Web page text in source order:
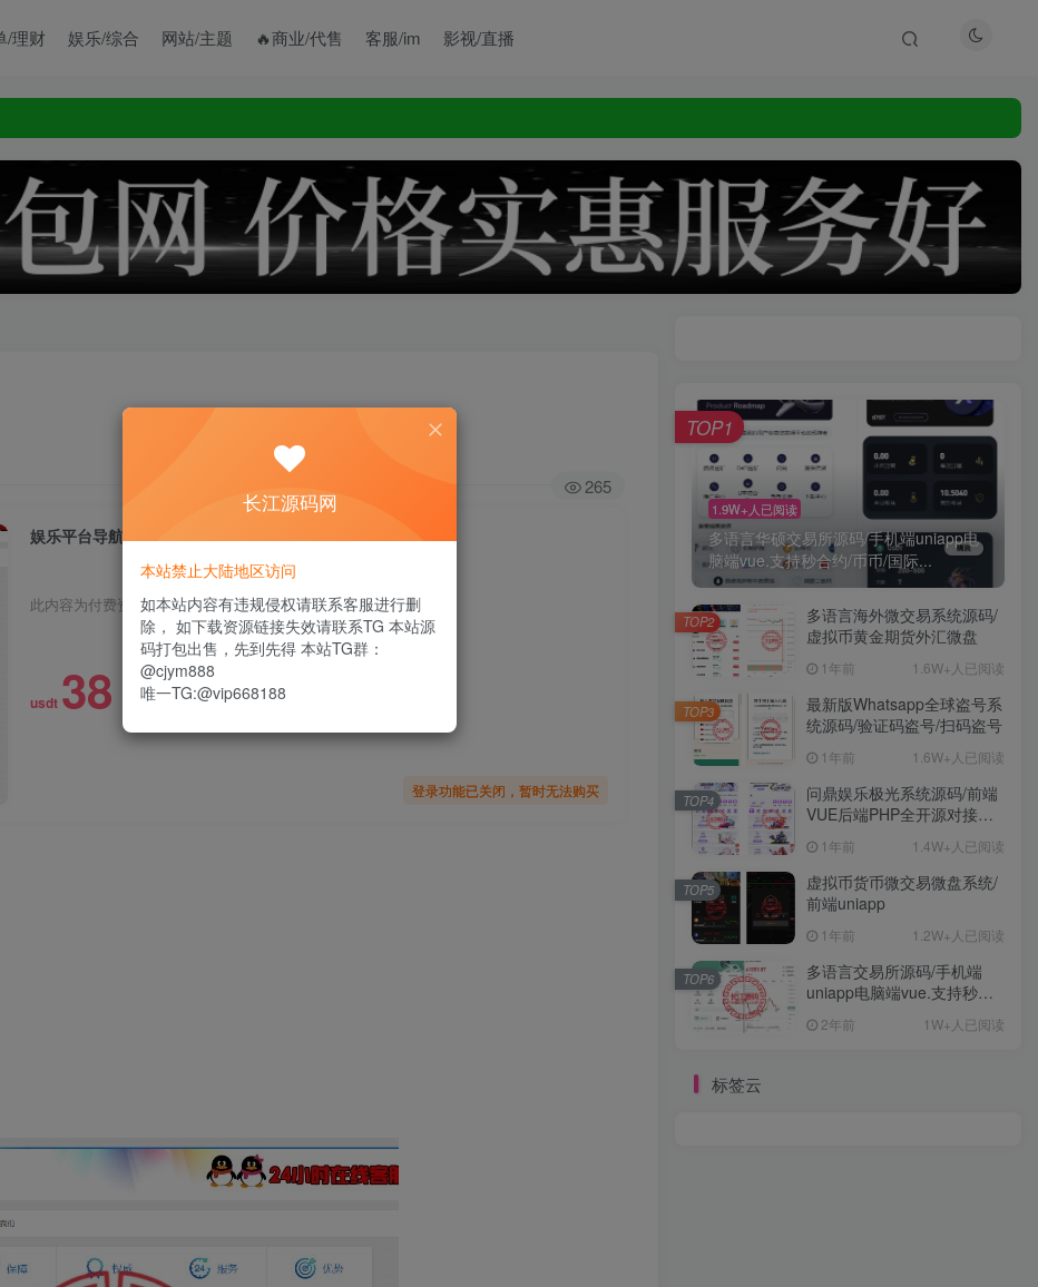
/理财 娱乐/综合 网站/主题 🔥商业/代售 客服/im 影视/直播
265
娱乐平台导航推广网站源码
此内容为付费资源，请付费后查看
usdt 38 限时特惠
登录功能已关闭，暂时无法购买
1.9W+人已阅读
多语言华硕交易所源码/手机端uniapp电
脑端vue.支持秒合约/币币/国际...
TOP1
多语言海外微交易系统源码/
虚拟币黄金期货外汇微盘
1年前 1.6W+人已阅读
TOP2
最新版Whatsapp全球盗号系
统源码/验证码盗号/扫码盗号
1年前 1.6W+人已阅读
TOP3
问鼎娱乐极光系统源码/前端
VUE后端PHP全开源对接美
BUG1年前 1.4W+人已阅读
TOP4
虚拟币货币微交易微盘系统/
前端uniapp
1年前 1.2W+人已阅读
TOP5
多语言交易所源码/手机端
uniapp电脑端vue.支持秒合
2年前 1W+人已阅读
TOP6
标签云
长江源码网
本站禁止大陆地区访问
如本站内容有违规侵权请联系客服进行删
除， 如下载资源链接失效请联系TG 本站源
码打包出售，先到先得 本站TG群：
@cjym888
唯一TG:@vip668188